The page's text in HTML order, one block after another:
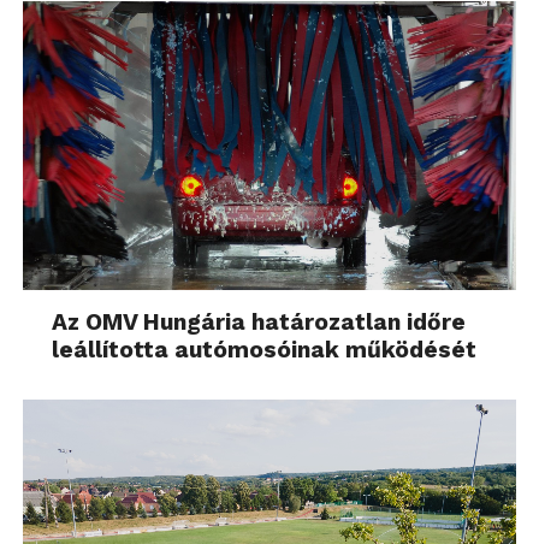
Az OMV Hungária határozatlan időre
leállította autómosóinak működését